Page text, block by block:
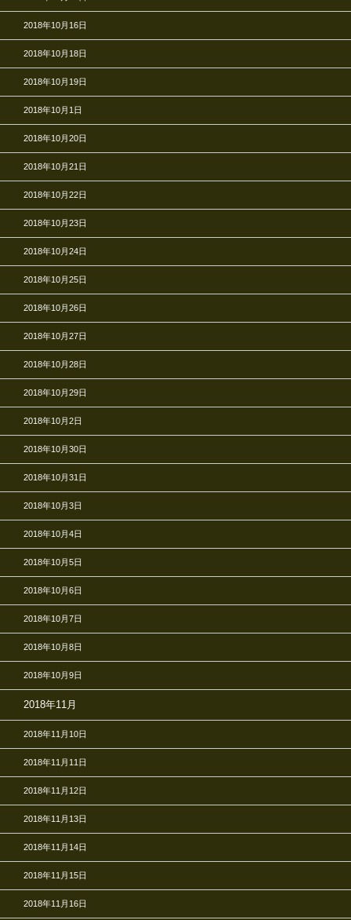
2018年10月16日
2018年10月18日
2018年10月19日
2018年10月1日
2018年10月20日
2018年10月21日
2018年10月22日
2018年10月23日
2018年10月24日
2018年10月25日
2018年10月26日
2018年10月27日
2018年10月28日
2018年10月29日
2018年10月2日
2018年10月30日
2018年10月31日
2018年10月3日
2018年10月4日
2018年10月5日
2018年10月6日
2018年10月7日
2018年10月8日
2018年10月9日
2018年11月
2018年11月10日
2018年11月11日
2018年11月12日
2018年11月13日
2018年11月14日
2018年11月15日
2018年11月16日